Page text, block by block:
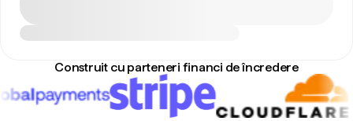
Construit cu parteneri financi de încredere